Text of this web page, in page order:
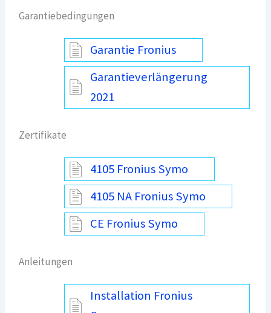
Garantiebedingungen
Garantie Fronius
Garantieverlängerung
2021
Zertifikate
4105 Fronius Symo
4105 NA Fronius Symo
CE Fronius Symo
Anleitungen
Installation Fronius